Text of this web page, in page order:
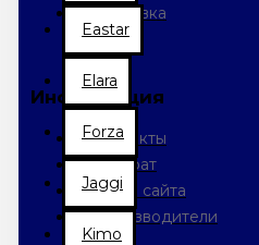
Eastar
Elara
Forza
Jaggi
Kimo
Доставка
Информация
Контакты
Возврат
Карта сайта
Производители